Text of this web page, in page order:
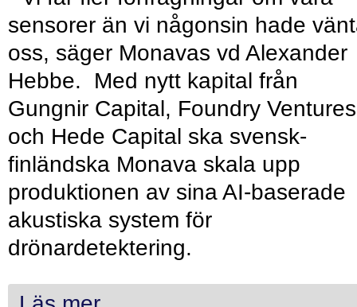
sensorer än vi någonsin hade
oss, säger Monavas vd Alexander
Hebbe. Med nytt kapital från
Gungnir Capital, Foundry Ventures
och Hede Capital ska svensk-
finländska Monava skala upp
produktionen av sina AI-baserade
akustiska system för
drönardetektering.